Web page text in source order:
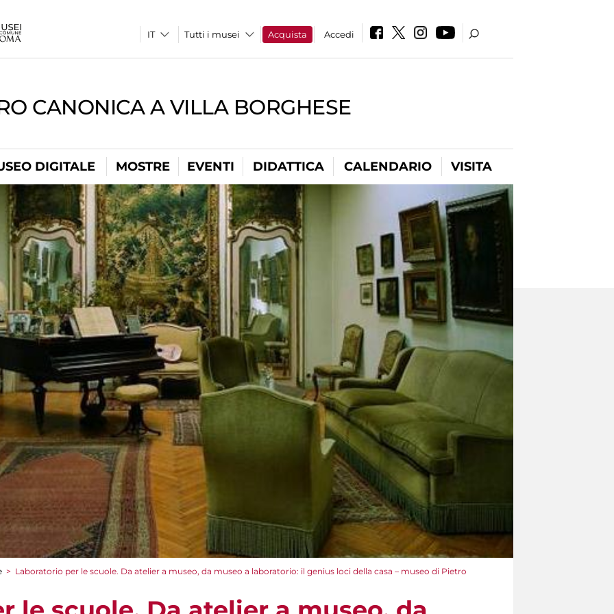
Tutti i musei Acquista Accedi
CANONICA A VILLA BORGHESE
DIGITALE MOSTRE EVENTI DIDATTICA CALENDARIO VISITA
> Laboratorio per le scuole. Da atelier a museo, da museo a laboratorio: il genius loci della casa – museo di Pietro